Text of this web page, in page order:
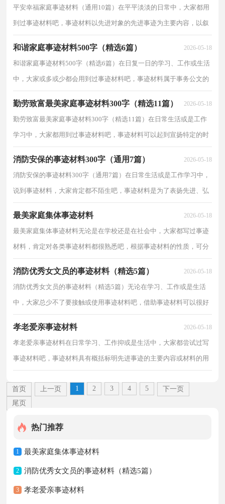
平安幸福家庭事迹材料（通用10篇）在平平淡淡的日常中，大家都用
到过事迹材料吧，事迹材料以先进对象的先进事迹为主要内容，以叙
和谐家庭事迹材料500字（精选6篇） 2026-05-18
和谐家庭事迹材料500字（精选6篇）在日复一日的学习、工作或生活
中，大家或多或少都会用到过事迹材料吧，事迹材料属于事务公文的
勤劳致富最美家庭事迹材料300字（精选11篇） 2026-05-18
勤劳致富最美家庭事迹材料300字（精选11篇）在日常生活或是工作
学习中，大家都用到过事迹材料吧，事迹材料可以起到宣扬特定的时
消防安保的事迹材料300字（通用7篇） 2026-05-18
消防安保的事迹材料300字（通用7篇）在日常生活或是工作学习中，
说到事迹材料，大家肯定都不陌生吧，事迹材料是为了表扬先进、弘
最美家庭集体事迹材料 2026-05-18
最美家庭集体事迹材料无论是在学校还是在社会中，大家都写过事迹
材料，肯定对各类事迹材料都很熟悉吧，根据事迹材料的性质，可分
消防优秀女文员的事迹材料（精选5篇） 2026-05-18
消防优秀女文员的事迹材料（精选5篇）无论在学习、工作或是生活
中，大家总少不了要接触或使用事迹材料吧，借助事迹材料可以很好
孝老爱亲事迹材料 2026-05-18
孝老爱亲事迹材料在日常学习、工作抑或是生活中，大家都尝试过写
事迹材料吧，事迹材料具有概括标明先进事迹的主要内容或材料的用
首页
上一页 1 2 3 4 5
下一页
尾页
热门推荐
1 最美家庭集体事迹材料
2 消防优秀女文员的事迹材料（精选5篇）
3 孝老爱亲事迹材料